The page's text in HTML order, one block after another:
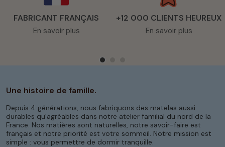
FABRICANT FRANÇAIS
En savoir plus
+12 000 CLIENTS HEUREUX
En savoir plus
Une histoire de famille.
Depuis 4 générations, nous fabriquons des matelas aussi
durables qu’agréables dans notre atelier familial du nord de la
France. Nos matières sont naturelles, notre savoir-faire est
français et notre priorité est votre sommeil. Notre mission est
simple : vous permettre de dormir tranquille.